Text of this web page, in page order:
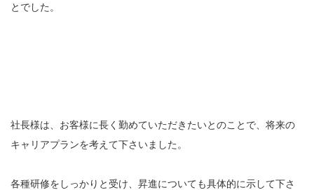
とでした。
社長様は、お客様に長く勤めていただきたいとのことで、将来の
キャリアプランを考えて下さいました。
各種研修をしっかりと受け、昇進についても具体的に示して下さ